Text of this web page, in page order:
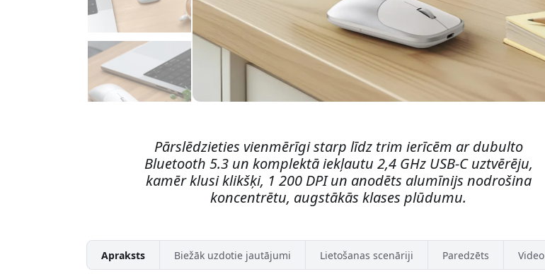
Pārslēdzieties vienmērīgi starp līdz trim ierīcēm ar dubulto
Bluetooth 5.3 un komplektā iekļautu 2,4 GHz USB-C uztvērēju,
kamēr klusi klikšķi, 1 200 DPI un anodēts alumīnijs nodrošina
koncentrētu, augstākās klases plūdumu.
Apraksts Biežāk uzdotie jautājumi Lietošanas scenāriji Paredzēts Video